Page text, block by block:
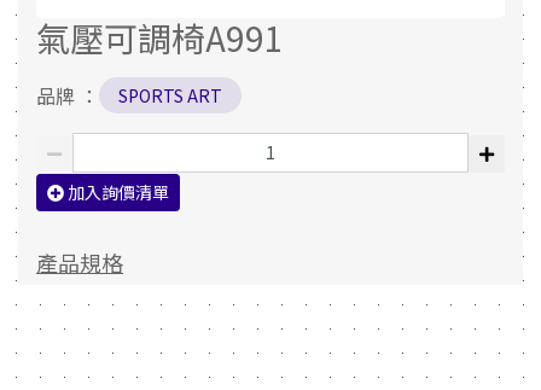
氣壓可調椅A991
品牌 ： SPORTS ART
加入詢價清單
產品規格